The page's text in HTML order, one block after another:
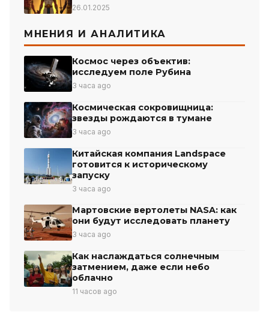
26.01.2025
МНЕНИЯ И АНАЛИТИКА
Космос через объектив:
исследуем поле Рубина
3 часа ago
Космическая сокровищница:
звезды рождаются в тумане
3 часа ago
Китайская компания Landspace
готовится к историческому
запуску
3 часа ago
Мартовские вертолеты NASA: как
они будут исследовать планету
3 часа ago
Как наслаждаться солнечным
затмением, даже если небо
облачно
11 часов ago